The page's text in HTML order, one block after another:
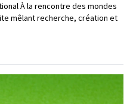
À la rencontre des mondes
mêlant recherche, création et